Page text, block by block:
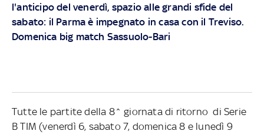
l'anticipo del venerdì, spazio alle grandi sfide del
sabato: il Parma è impegnato in casa con il Treviso.
Domenica big match Sassuolo-Bari
Tutte le partite della 8^ giornata di ritorno di Serie
B TIM (venerdì 6, sabato 7, domenica 8 e lunedì 9